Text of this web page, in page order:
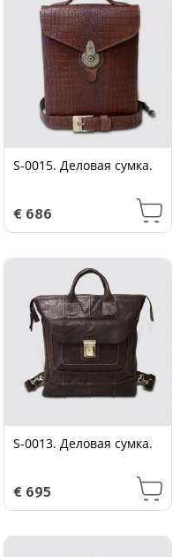
S-0015. Деловая сумка.
€ 686
S-0013. Деловая сумка.
€ 695